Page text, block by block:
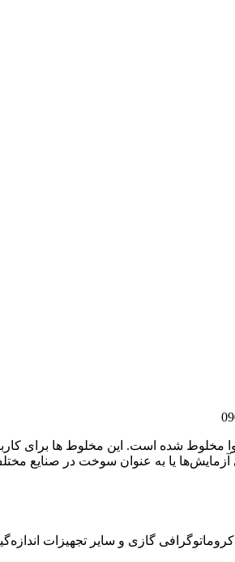
هوا مخلوط شده است. این مخلوط ها برای
یا به عنوان سوخت در صنایع
گازی و سایر تجهیزات